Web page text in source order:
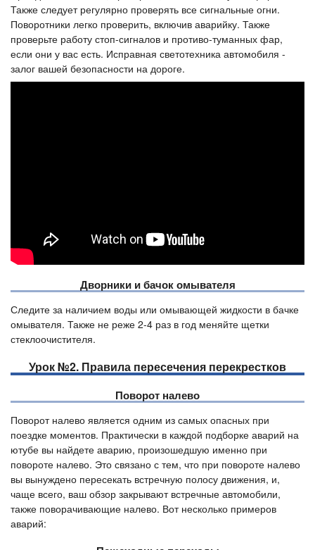
Также следует регулярно проверять все сигнальные огни.
Поворотники легко проверить, включив аварийку. Также
проверьте работу стоп-сигналов и противо-туманных фар,
если они у вас есть. Исправная светотехника автомобиля -
залог вашей безопасности на дороге.
Дворники и бачок омывателя
Следите за наличием воды или омывающей жидкости в бачке
омывателя. Также не реже 2-4 раз в год меняйте щетки
стеклоочистителя.
Урок №2. Правила пересечения перекрестков
Поворот налево
Поворот налево является одним из самых опасных при
поездке моментов. Практически в каждой подборке аварий на
ютубе вы найдете аварию, произошедшую именно при
повороте налево. Это связано с тем, что при повороте налево
вы вынуждено пересекать встречную полосу движения, и,
чаще всего, ваш обзор закрывают встречные автомобили,
также поворачивающие налево. Вот несколько примеров
аварий: